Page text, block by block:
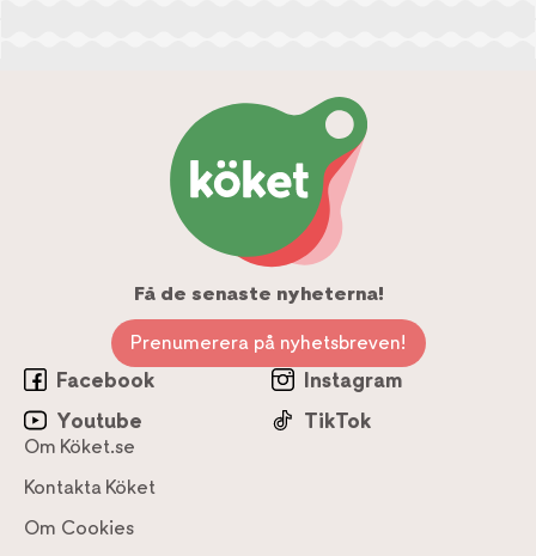
Få de senaste nyheterna!
Prenumerera på nyhetsbreven!
Facebook
Instagram
Youtube
TikTok
Om Köket.se
Kontakta Köket
Om Cookies